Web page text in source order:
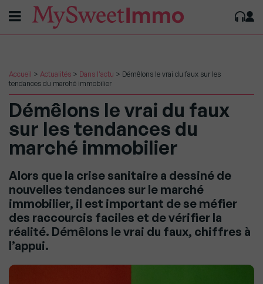
Accueil > Actualités > Dans l'actu > Démêlons le vrai du faux sur les
tendances du marché immobilier
Démêlons le vrai du faux
sur les tendances du
marché immobilier
Alors que la crise sanitaire a dessiné de
nouvelles tendances sur le marché
immobilier, il est important de se méfier
des raccourcis faciles et de vérifier la
réalité. Démêlons le vrai du faux, chiffres à
l’appui.